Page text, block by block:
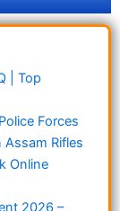
| Top
Forces
Assam Rifles
Online
2026 –